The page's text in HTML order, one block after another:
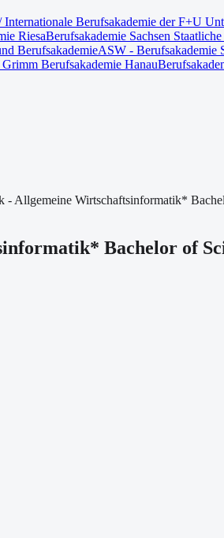
Internationale Berufsakademie der F+U
RiesaBerufsakademie Sachsen
BerufsakademieASW - Berufsakademie
Berufsakademie Hanau
- Allgemeine Wirtschaftsinformatik*
Bachelor of